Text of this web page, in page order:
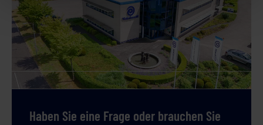
Haben Sie eine Frage oder brauchen Sie